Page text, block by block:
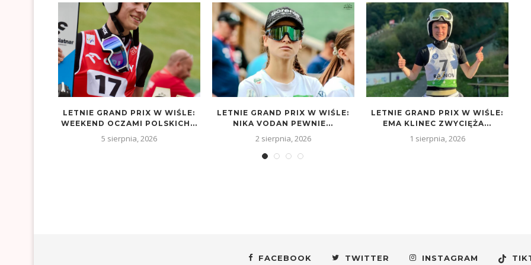
LETNIE GRAND PRIX W WIŚLE:
WEEKEND OCZAMI POLSKICH...
5 sierpnia, 2026
LETNIE GRAND PRIX W WIŚLE:
NIKA VODAN PEWNIE...
2 sierpnia, 2026
LETNIE GRAND PRIX W WIŚLE:
EMA KLINEC ZWYCIĘŻA...
1 sierpnia, 2026
FACEBOOK TWITTER INSTAGRAM